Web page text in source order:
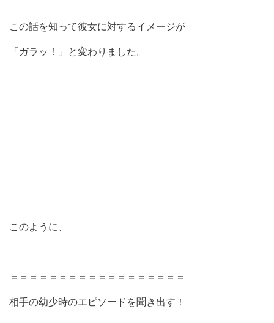
この話を知って彼女に対するイメージが
「ガラッ！」と変わりました。
このように、
＝＝＝＝＝＝＝＝＝＝＝＝＝＝＝＝＝＝
相手の幼少時のエピソードを聞き出す！